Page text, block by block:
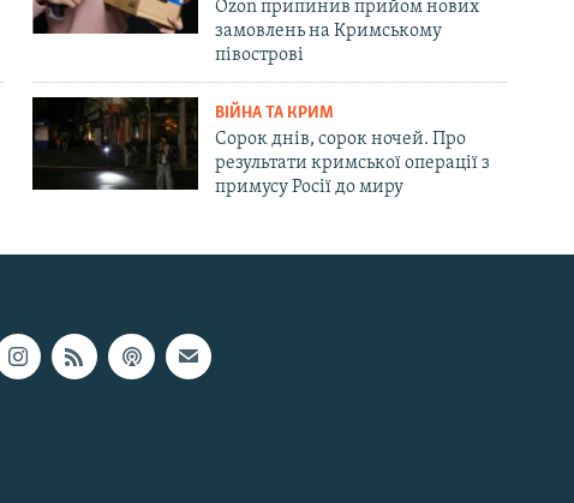
Ozon припинив прийом нових
замовлень на Кримському
півострові
ВІЙНА ТА КРИМ
Сорок днів, сорок ночей. Про
результати кримської операції з
примусу Росії до миру